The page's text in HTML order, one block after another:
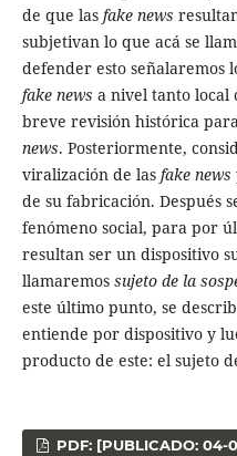
de que las fake news
subjetivan lo que acá se
defender esto señalaremos
fake news a nivel tanto local
breve revisión histórica
news. Posteriormente,
viralización de las fake news
de su fabricación. Después
fenómeno social, para por
resultan ser un dispositivo
llamaremos sujeto de la
este último punto, se
entiende por dispositivo y
producto de este: el sujeto
PDF: [PUBLICADO: 04-